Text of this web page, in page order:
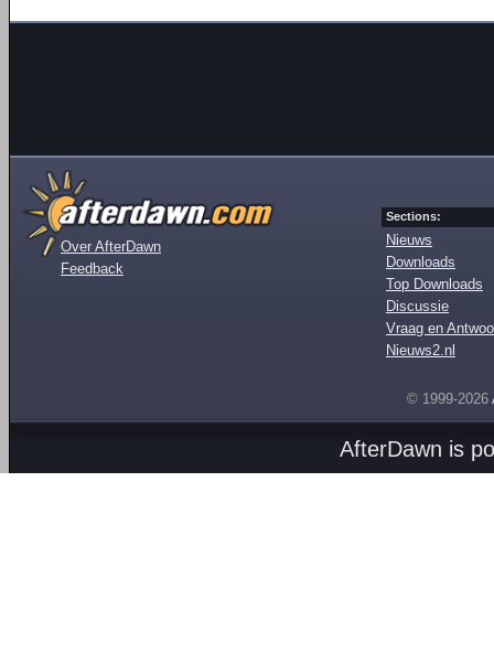
Over AfterDawn
Feedback
Sections:
Nieuws
Downloads
Top Downloads
Discussie
Vraag en
Nieuws2.nl
© 1999-2026
AfterDawn is